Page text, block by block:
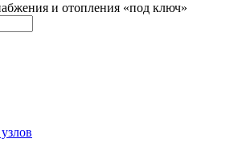
и отопления «под ключ»